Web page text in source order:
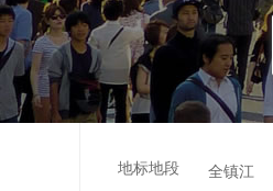
地标地段 全镇江